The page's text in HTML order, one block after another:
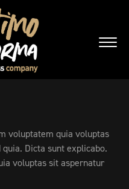
voluptatem quia voluptas
Dicta sunt explicabo.
voluptas sit aspernatur